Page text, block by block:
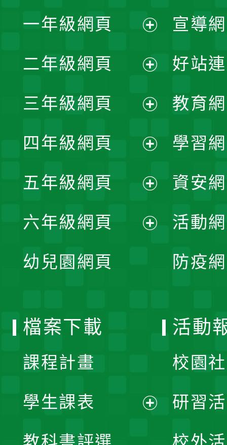
一年級網頁
開
選
單
二年級網頁
開
選
單
三年級網頁
開
選
單
四年級網頁
開
選
五年級網頁
開
六年級網頁
幼兒園網頁
宣導
好站
教育
學習
資安
活動
防疫
檔案下載
課程計畫
學生課表
活動
校園
研習